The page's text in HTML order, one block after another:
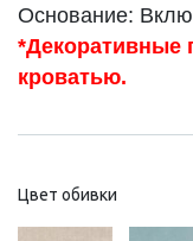
Основание:
*Декоративные
кроватью.
Цвет обивки